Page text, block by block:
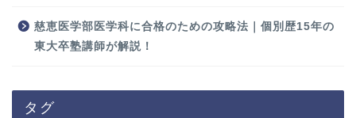
慈恵医学部医学科に合格のための攻略法｜個別歴15年の
東大卒塾講師が解説！
タグ